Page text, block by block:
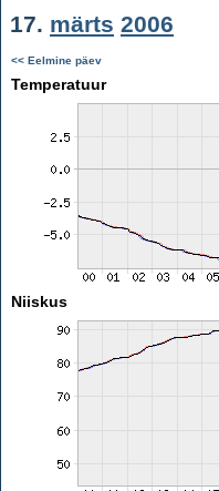
17. märts 2006
<< Eelmine päev
Temperatuur
Niiskus